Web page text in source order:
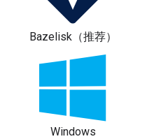
Bazelisk（推荐）
Windows